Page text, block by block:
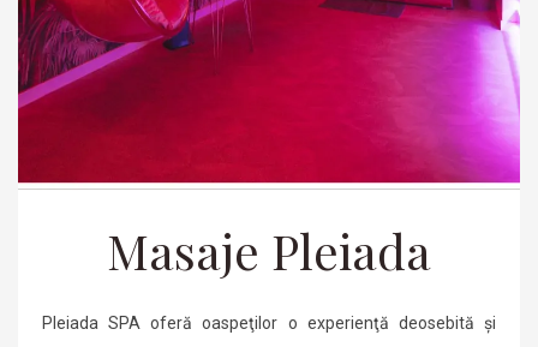
Masaje Pleiada
Pleiada SPA oferă oaspeţilor o experienţă deosebită şi